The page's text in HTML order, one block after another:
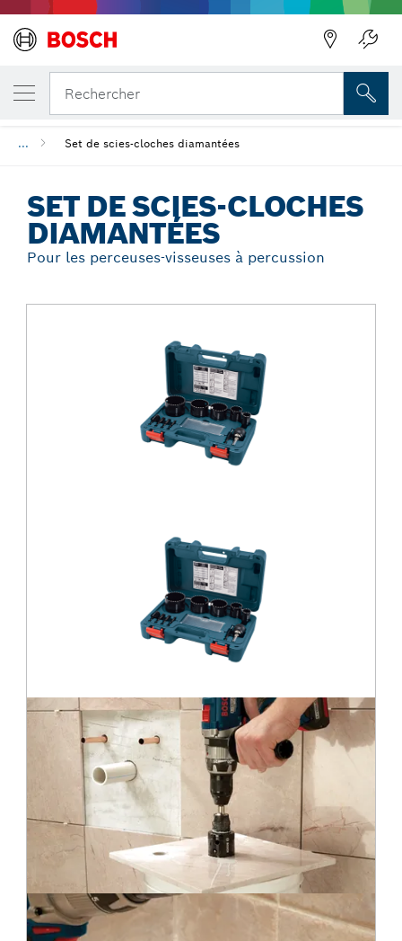
Rechercher
... Set de scies-cloches diamantées
SET DE SCIES-CLOCHES
DIAMANTÉES
Pour les perceuses-visseuses à percussion
VOTRE VARIANTE SÉLECTIONNÉE
Set de scies-cloches diamantées